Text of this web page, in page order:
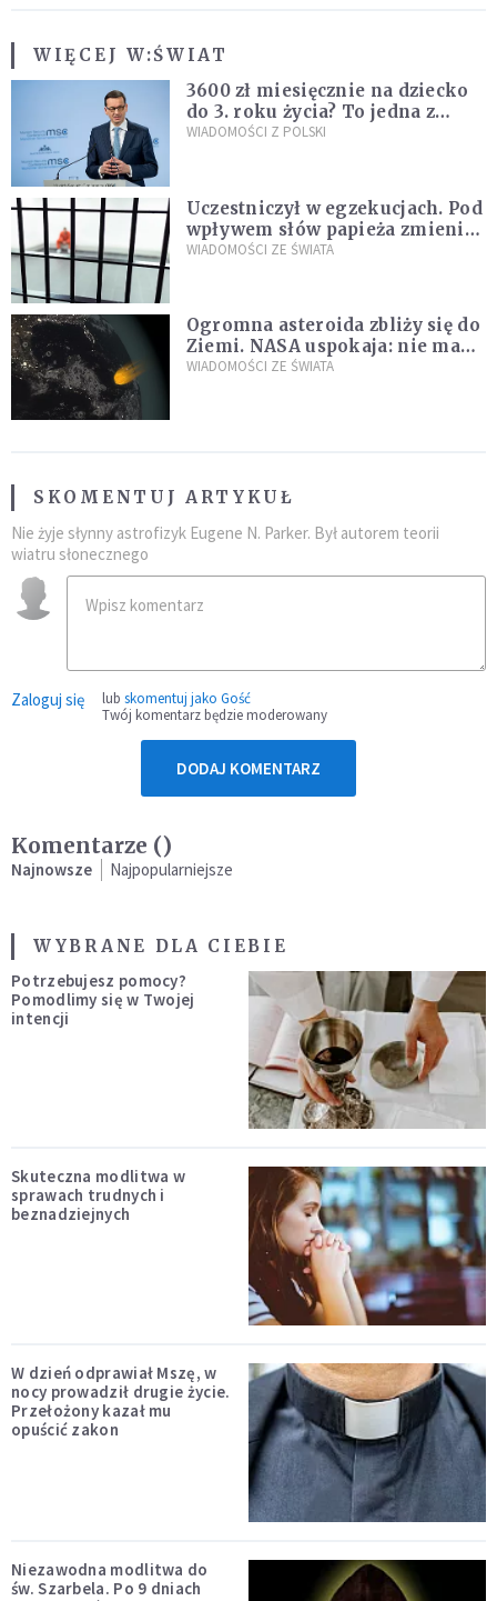
WIĘCEJ W:ŚWIAT
3600 zł miesięcznie na dziecko
do 3. roku życia? To jedna z
propozycji programu "Rozwój
WIADOMOŚCI Z POLSKI
Uczestniczył w egzekucjach. Pod
wpływem słów papieża zmienił
zdanie
WIADOMOŚCI ZE ŚWIATA
Ogromna asteroida zbliży się do
Ziemi. NASA uspokaja: nie ma
zagrożenia
WIADOMOŚCI ZE ŚWIATA
SKOMENTUJ ARTYKUŁ
Nie żyje słynny astrofizyk Eugene N. Parker. Był autorem teorii
wiatru słonecznego
Zaloguj się lub skomentuj jako Gość
Twój komentarz będzie moderowany
DODAJ KOMENTARZ
Komentarze ()
Najnowsze Najpopularniejsze
WYBRANE DLA CIEBIE
Potrzebujesz pomocy?
Pomodlimy się w Twojej
intencji
Skuteczna modlitwa w
sprawach trudnych i
beznadziejnych
W dzień odprawiał Mszę, w
nocy prowadził drugie życie.
Przełożony kazał mu
opuścić zakon
Niezawodna modlitwa do
św. Szarbela. Po 9 dniach